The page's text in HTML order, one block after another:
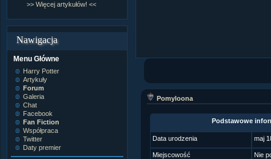
>> Więcej artykułów! <<
Nawigacja
Menu Główne
Harry Potter
Artykuły
Forum
Galeria
Chat
Facebook
Fan Fiction
Współpraca
Twitter
Daty premier
Pomyloona
Podstawowe
Data urodzenia maj
Miejscowość Nie